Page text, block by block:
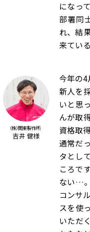
になっ
部署同
れ、結
来てい
（株）関東製作所
吉井 健様
今年の4
新人を
いと思
んが取
資格取
通常だ
タとし
ころで
ない…
コンサ
スを使
いただ